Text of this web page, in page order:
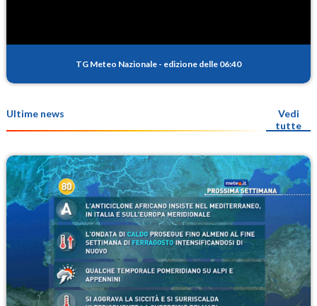
TG Meteo Nazionale - edizione delle 06:40
Ultime news
Vedi
tutte